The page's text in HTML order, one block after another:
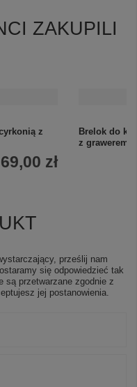
ZAKUPILI
z
69,00 zł
Brelok do
z grawerem
prześlij nam
się odpowiedzieć tak
są przetwarzane zgodnie z
jej postanowienia.